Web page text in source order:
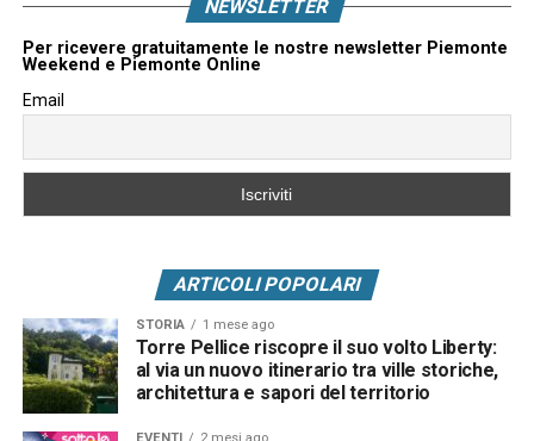
NEWSLETTER
Per ricevere gratuitamente le nostre newsletter Piemonte
Weekend e Piemonte Online
Email
ARTICOLI POPOLARI
STORIA 1 mese ago
Torre Pellice riscopre il suo volto Liberty:
al via un nuovo itinerario tra ville storiche,
architettura e sapori del territorio